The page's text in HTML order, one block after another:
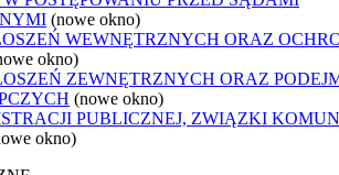
(nowe okno)
WEWNĘTRZNYCH ORAZ
okno)
ZEWNĘTRZNYCH ORAZ
(nowe okno)
PUBLICZNEJ, ZWIĄZKI
okno)